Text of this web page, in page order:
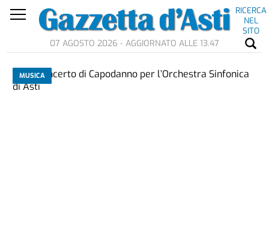
RICERCA
NEL
SITO
07 AGOSTO 2026 - AGGIORNATO ALLE 13.47
MUSICA